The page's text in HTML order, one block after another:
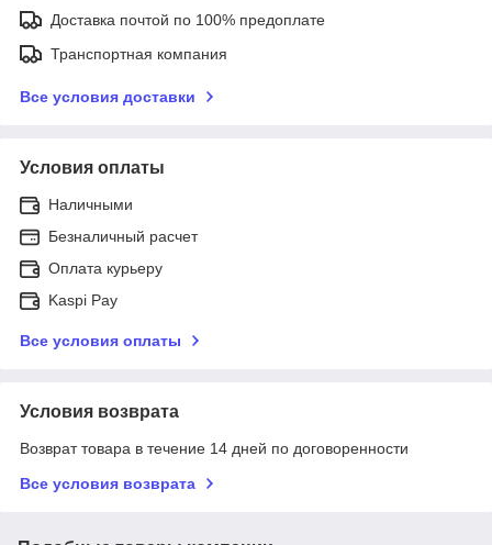
Доставка почтой по 100% предоплате
Транспортная компания
Все условия доставки
Условия оплаты
Наличными
Безналичный расчет
Оплата курьеру
Kaspi Pay
Все условия оплаты
Условия возврата
Возврат товара в течение 14 дней по договоренности
Все условия возврата